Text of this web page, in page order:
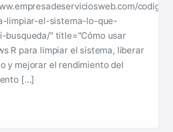
limpiar-el-sistema-lo-que-
busqueda/" title="Cómo usar
R para limpiar el sistema, liberar
y mejorar el rendimiento del
[…]